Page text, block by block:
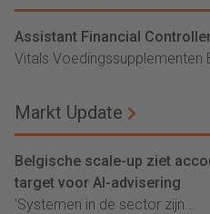
Assistant Financial
Vitals Voedingssupplementen
Markt Update
Belgische scale-up ziet
target voor AI-advisering
'Systemen in de sector zijn...